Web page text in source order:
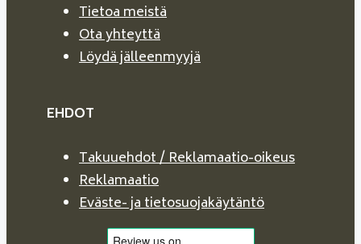
Tietoa meistä
Ota yhteyttä
Löydä jälleenmyyjä
EHDOT
Takuuehdot / Reklamaatio-oikeus
Reklamaatio
Eväste- ja tietosuojakäytäntö